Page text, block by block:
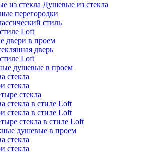
Душевые из стекла
перегородки
стиль
Loft
двери в проем
дверь
Loft
душевые в проем
стекла
стекла
стекла
стекла в стиле Loft
стекла в стиле Loft
стекла в стиле Loft
душевые в проем
стекла
стекла